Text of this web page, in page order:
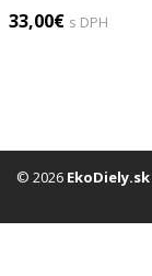
33,00€ s DPH
© 2026 EkoDiely.sk